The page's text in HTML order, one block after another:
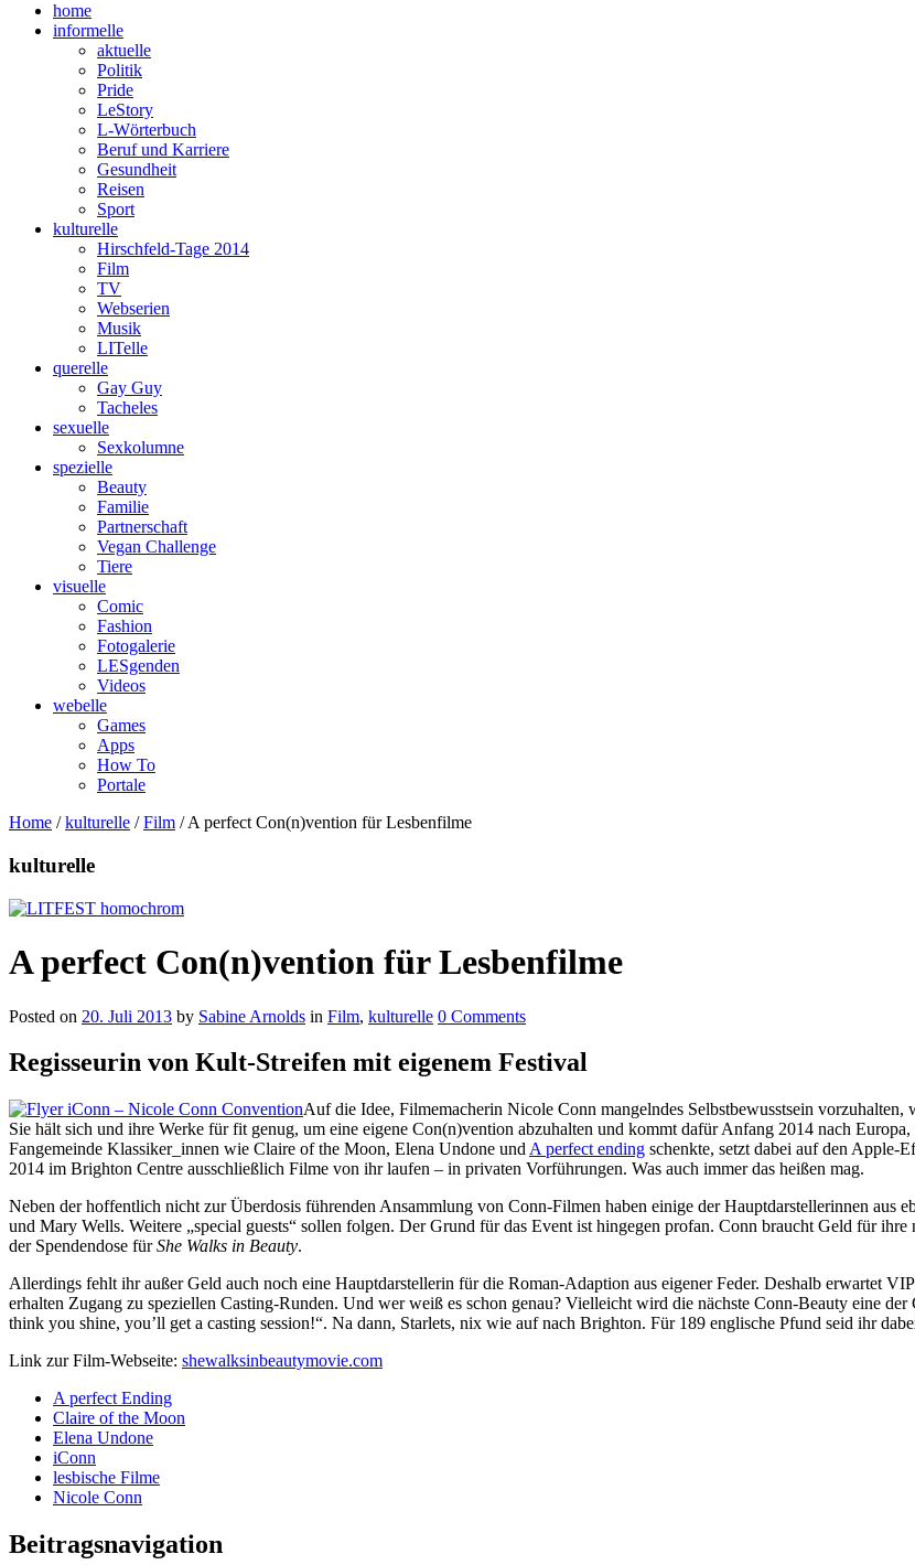
home
informelle
aktuelle
Politik
Pride
LeStory
L-Wörterbuch
Beruf und Karriere
Gesundheit
Reisen
Sport
kulturelle
Hirschfeld-Tage 2014
Film
TV
Webserien
Musik
LITelle
querelle
Gay Guy
Tacheles
sexuelle
Sexkolumne
spezielle
Beauty
Familie
Partnerschaft
Vegan Challenge
Tiere
visuelle
Comic
Fashion
Fotogalerie
LESgenden
Videos
webelle
Games
Apps
How To
Portale
Home /kulturelle /Film /A perfect Con(n)vention für Lesbenfilme
kulturelle
A perfect Con(n)vention für Lesbenfilme
Posted on 20. Juli 2013 by Sabine Arnolds in Film, kulturelle 0 Comments
Regisseurin von Kult-Streifen mit eigenem Festival
Auf die Idee, Filmemacherin Nicole Conn mangelndes Selbstbewusstsein
Sie hält sich und ihre Werke für fit genug, um eine eigene Con(n)vention abzuhalten und kommt dafür Anfang 2014 nach
Fangemeinde Klassiker_innen wie Claire of the Moon, Elena Undone und A perfect ending schenkte, setzt dabei auf den Apple-
2014 im Brighton Centre ausschließlich Filme von ihr laufen – in privaten Vorführungen. Was auch immer das heißen mag.
Neben der hoffentlich nicht zur Überdosis führenden Ansammlung von Conn-Filmen haben einige der Hauptdarstellerinnen
und Mary Wells. Weitere „special guests“ sollen folgen. Der Grund für das Event ist hingegen profan. Conn braucht Geld für
der Spendendose fürShe Walks in Beauty.
Allerdings fehlt ihr außer Geld auch noch eine Hauptdarstellerin für die Roman-Adaption aus eigener Feder. Deshalb erwartet
erhalten Zugang zu speziellen Casting-Runden. Und wer weiß es schon genau? Vielleicht wird die nächste Conn-Beauty eine
think you shine, you’ll get a casting session!“. Na dann, Starlets, nix wie auf nach Brighton. Für 189 englische Pfund seid ihr
Link zur Film-Webseite: shewalksinbeautymovie.com
A perfect Ending
Claire of the Moon
Elena Undone
iConn
lesbische Filme
Nicole Conn
Beitragsnavigation